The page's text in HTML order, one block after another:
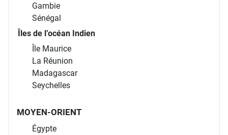
Gambie
Sénégal
Îles de l’océan Indien
Île Maurice
La Réunion
Madagascar
Seychelles
MOYEN-ORIENT
Égypte